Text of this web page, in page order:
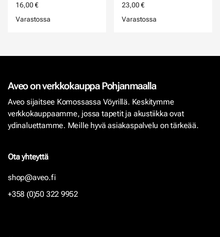
16,00 €
Varastossa
23,00 €
Varastossa
Aveo on verkkokauppa Pohjanmaalla
Aveo sijaitsee Komossassa Vöyrillä. Keskitymme
verkkokauppaamme, jossa tapetit ja akustiikka ovat
ydinaluettamme. Meille hyvä asiakaspalvelu on tärkeää.
Ota yhteyttä
shop@aveo.fi
+358 (0)50 322 9952